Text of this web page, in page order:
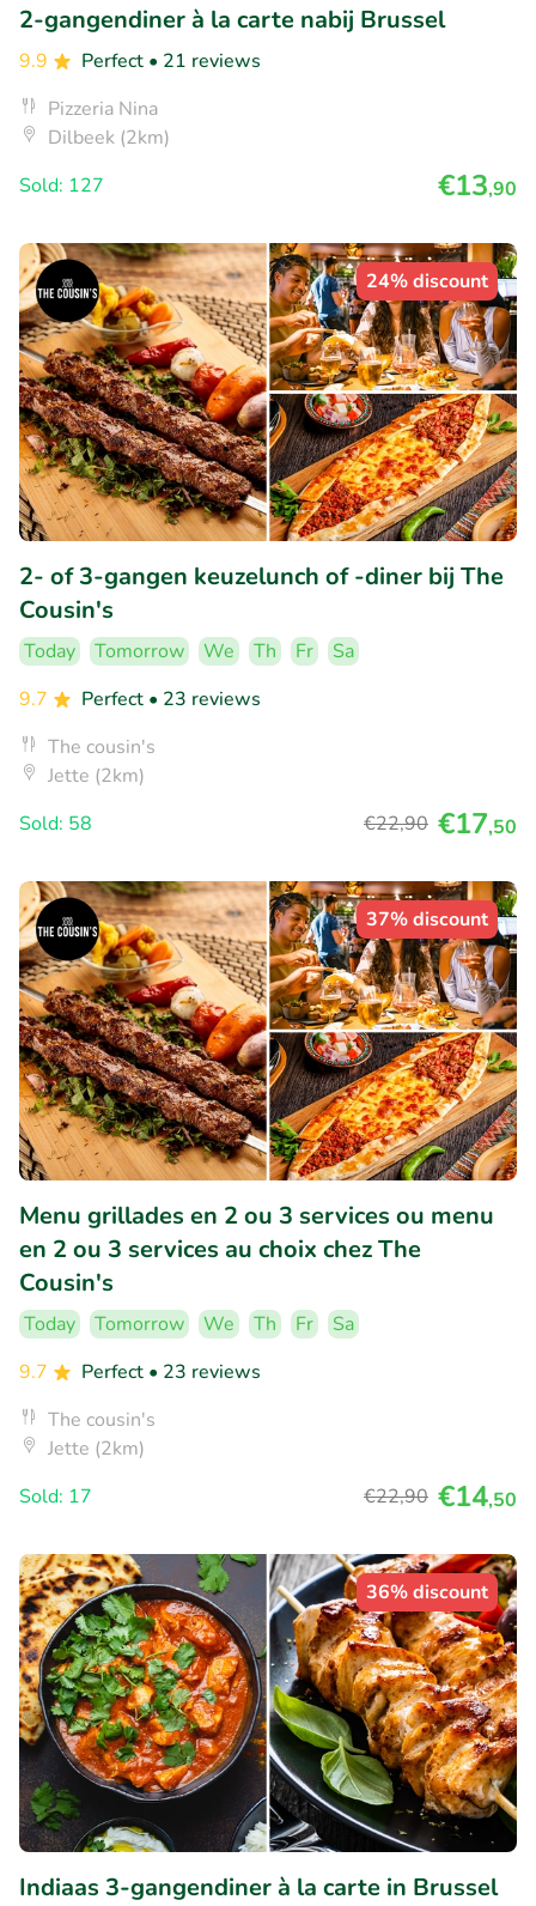
2-gangendiner à la carte nabij Brussel
9.9 Perfect • 21 reviews
Pizzeria Nina
Dilbeek (2km)
Sold: 127
€13,90
24% discount
2- of 3-gangen keuzelunch of -diner bij The
Cousin's
Today Tomorrow We Th Fr
Sa
9.7
Perfect • 23 reviews
The cousin's
Jette (2km)
Sold: 58
€22,90 €17,50
37% discount
Menu grillades en 2 ou 3 services ou menu
en 2 ou 3 services au choix chez The
Cousin's
Today Tomorrow We Th Fr
Sa
9.7
Perfect • 23 reviews
The cousin's
Jette (2km)
Sold: 17
€22,90 €14,50
36% discount
Indiaas 3-gangendiner à la carte in Brussel